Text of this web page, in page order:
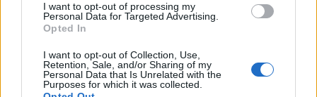
I want to opt-out of processing my
Personal Data for Targeted Advertising.
Opted In
I want to opt-out of Collection, Use,
Retention, Sale, and/or Sharing of my
Personal Data that Is Unrelated with the
Purposes for which it was collected.
2 haftadır sessiz olan Buksa’nın Hatayspor karşısında
hattının sadece bir basamak üstünde olan Hatayspor maçı
kazanmak için elinden geleni yapacaktır. Gol bulmaya
normalden daha çok çalışacaktır. Ancak arkada bıraktıkları